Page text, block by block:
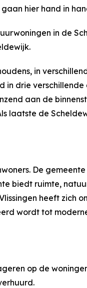
hier hand in
in de
in
in drie verschillende
aan de
laatste de
De
biedt ruimte,
heeft zich
wordt tot
op de